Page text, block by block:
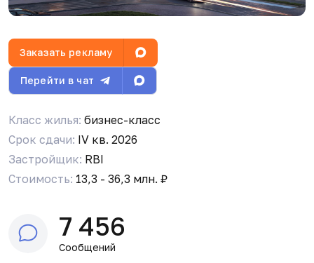
Заказать рекламу
Перейти в чат
Класс жилья: бизнес-класс
Срок сдачи: IV кв. 2026
Застройщик: RBI
Стоимость: 13,3 - 36,3 млн. ₽
7 456
Сообщений
I Ivan
написали, до 30 апреля 2027 года. Опережение
на пол года почти)
Сергей Александрович Шеремет